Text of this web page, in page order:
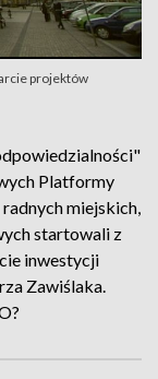
projektów
Platformy
miejskich,
startowali z
inwestycji
Zawiślaka.